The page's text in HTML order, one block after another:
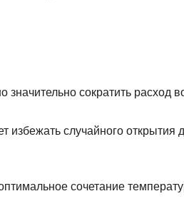
сократить расход
избежать случайного
сочетание